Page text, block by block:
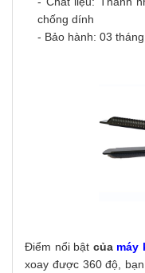
chống dính
- Bảo hành: 03
Điểm nổi bật của máy
xoay được 360 độ,